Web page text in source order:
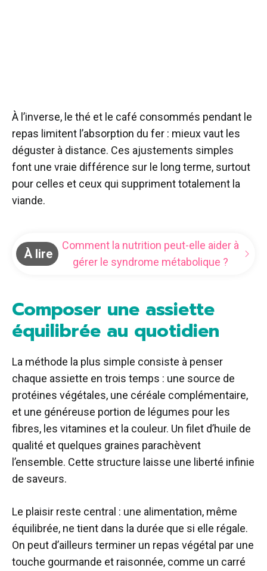
À l’inverse, le thé et le café consommés pendant le
repas limitent l’absorption du fer : mieux vaut les
déguster à distance. Ces ajustements simples
font une vraie différence sur le long terme, surtout
pour celles et ceux qui suppriment totalement la
viande.
À lire
Comment la nutrition peut-elle aider à
gérer le syndrome métabolique ?
Composer une assiette
équilibrée au quotidien
La méthode la plus simple consiste à penser
chaque assiette en trois temps : une source de
protéines végétales, une céréale complémentaire,
et une généreuse portion de légumes pour les
fibres, les vitamines et la couleur. Un filet d’huile de
qualité et quelques graines parachèvent
l’ensemble. Cette structure laisse une liberté infinie
de saveurs.
Le plaisir reste central : une alimentation, même
équilibrée, ne tient dans la durée que si elle régale.
On peut d’ailleurs terminer un repas végétal par une
touche gourmande et raisonnée, comme un carré